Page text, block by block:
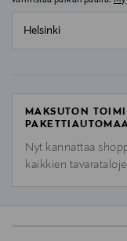
Helsinki
MAKSUTON
Nyt kannattaa
kaikkien